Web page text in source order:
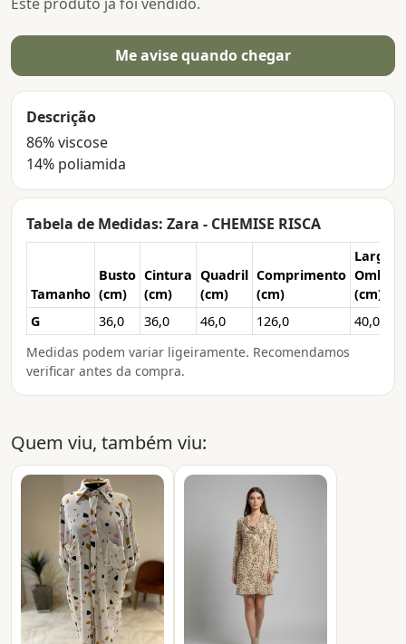
Me avise quando chegar
Descrição
86% viscose
14% poliamida
Tabela de Medidas: Zara - CHEMISE RISCA
Tamanho
Busto
(cm)
Cintura
(cm)
Quadril
(cm)
Comprimento
(cm)
Larg.
Ombro
(cm)
G
36,0 36,0 46,0 126,0
40,0
Medidas podem variar ligeiramente. Recomendamos
verificar antes da compra.
Quem viu, também viu: